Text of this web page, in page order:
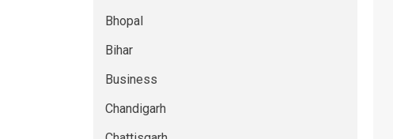
Bhopal
Bihar
Business
Chandigarh